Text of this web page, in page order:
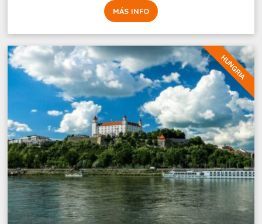
MÁS INFO
HUNGRIA